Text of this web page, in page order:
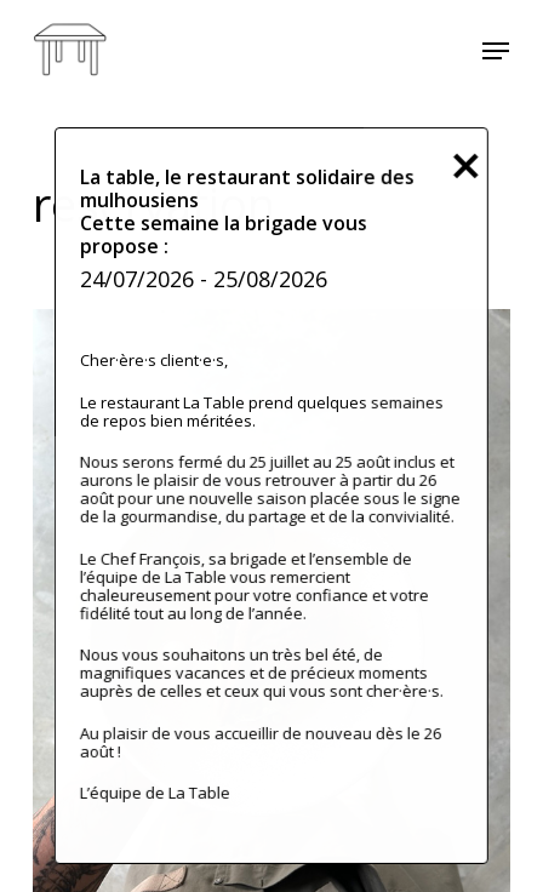
Menu
La table, le restaurant solidaire des
mulhousiens
Cette semaine la brigade vous
propose :
24/07/2026- 25/08/2026
Cher·ère·s client·e·s,
Le restaurant La Table prend quelques semaines
de repos bien méritées.
Nous serons fermé du 25 juillet au 25 août inclus et
aurons le plaisir de vous retrouver à partir du 26
août pour une nouvelle saison placée sous le signe
de la gourmandise, du partage et de la convivialité.
Le Chef François, sa brigade et l’ensemble de
l’équipe de La Table vous remercient
chaleureusement pour votre confiance et votre
fidélité tout au long de l’année.
Nous vous souhaitons un très bel été, de
magnifiques vacances et de précieux moments
auprès de celles et ceux qui vous sont cher·ère·s.
Au plaisir de vous accueillir de nouveau dès le 26
août !
L’équipe de La Table
reservation